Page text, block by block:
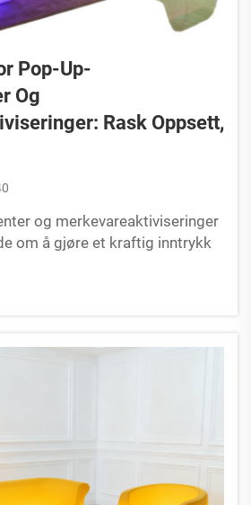
Pop-Up-
Og
Rask Oppsett,
og merkevareaktiviseringer
om å gjøre et kraftig inntrykk
kan ha lokalen til disposisjon i
til og med bare noen få
en innvirkende, fotogen